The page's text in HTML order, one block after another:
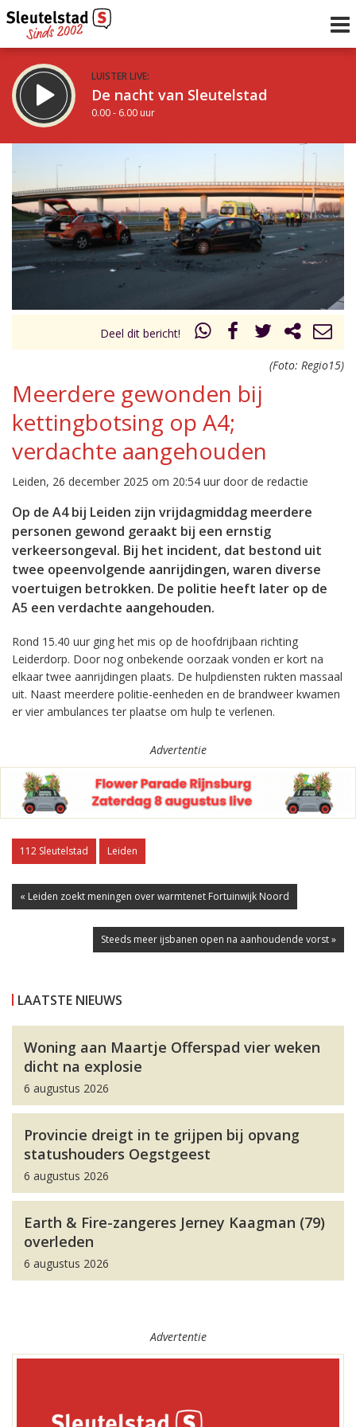
LUISTER LIVE:
De nacht van Sleutelstad
0.00 - 6.00 uur
De ochtend van Sleutelstad
6.00 - 12.00 uur
Vorig uur
uur 1 van 0 Volgend uur
Inklappen
Deel dit bericht!
(Foto: Regio15)
Meerdere gewonden bij
kettingbotsing op A4;
verdachte aangehouden
Leiden, 26 december 2025 om 20:54 uur door de redactie
Op de A4 bij Leiden zijn vrijdagmiddag meerdere
personen gewond geraakt bij een ernstig
verkeersongeval. Bij het incident, dat bestond uit
twee opeenvolgende aanrijdingen, waren diverse
voertuigen betrokken. De politie heeft later op de
A5 een verdachte aangehouden.
Rond 15.40 uur ging het mis op de hoofdrijbaan richting
Leiderdorp. Door nog onbekende oorzaak vonden er kort na
elkaar twee aanrijdingen plaats. De hulpdiensten rukten massaal
uit. Naast meerdere politie-eenheden en de brandweer kwamen
er vier ambulances ter plaatse om hulp te verlenen.
Advertentie
112 Sleutelstad Leiden
« Leiden zoekt meningen over warmtenet Fortuinwijk Noord
Steeds meer ijsbanen open na aanhoudende vorst »
LAATSTE NIEUWS
Woning aan Maartje Offerspad vier weken
dicht na explosie
6 augustus 2026
Provincie dreigt in te grijpen bij opvang
statushouders Oegstgeest
6 augustus 2026
Earth & Fire-zangeres Jerney Kaagman (79)
overleden
6 augustus 2026
Advertentie